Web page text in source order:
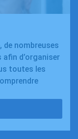
de nombreuses
d’organiser
toutes les